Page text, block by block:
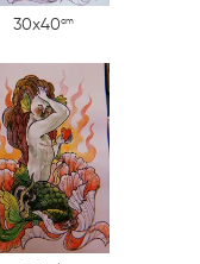
30x40cm